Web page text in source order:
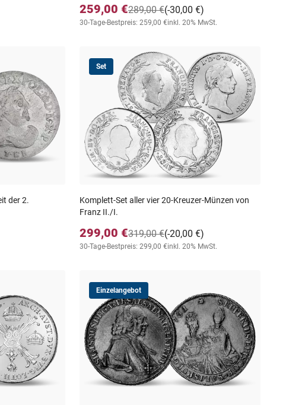
259,00 € (-30,00 €)
289,00 €
30-Tage-Bestpreis: 259,00 €inkl. 20% MwSt.
der 2.
Set
Komplett-Set aller vier 20-Kreuzer-Münzen von
Franz II./I.
299,00 € (-20,00 €)
319,00 €
30-Tage-Bestpreis: 299,00 €inkl. 20% MwSt.
Einzelangebot